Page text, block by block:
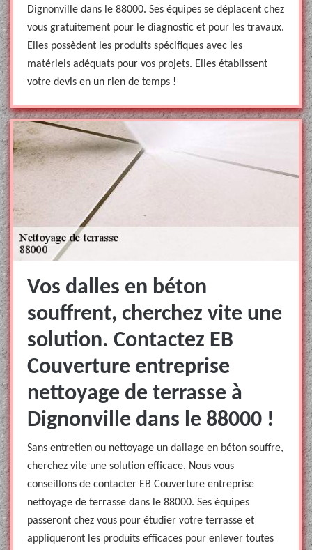
Dignonville dans le 88000. Ses équipes se déplacent chez
vous gratuitement pour le diagnostic et pour les travaux.
Elles possèdent les produits spécifiques avec les
matériels adéquats pour vos projets. Elles établissent
votre devis en un rien de temps !
Vos dalles en béton
souffrent, cherchez vite une
solution. Contactez EB
Couverture entreprise
nettoyage de terrasse à
Dignonville dans le 88000 !
Sans entretien ou nettoyage un dallage en béton souffre,
cherchez vite une solution efficace. Nous vous
conseillons de contacter EB Couverture entreprise
nettoyage de terrasse dans le 88000. Ses équipes
passeront chez vous pour étudier votre terrasse et
appliqueront les produits efficaces pour enlever toutes